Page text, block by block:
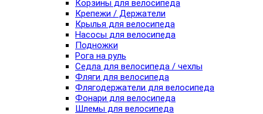
Корзины для велосипеда
Крепежи / Держатели
Крылья для велосипеда
Насосы для велосипеда
Подножки
Рога на руль
Седла для велосипеда / чехлы
Фляги для велосипеда
Флягодержатели для велосипеда
Фонари для велосипеда
Шлемы для велосипеда